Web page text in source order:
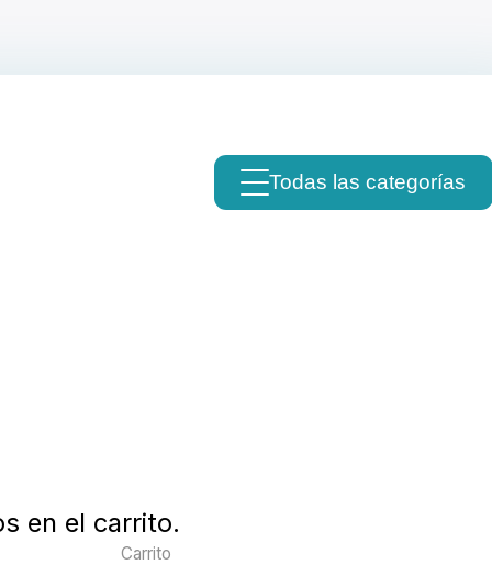
Todas las categorías
en el carrito.
Carrito